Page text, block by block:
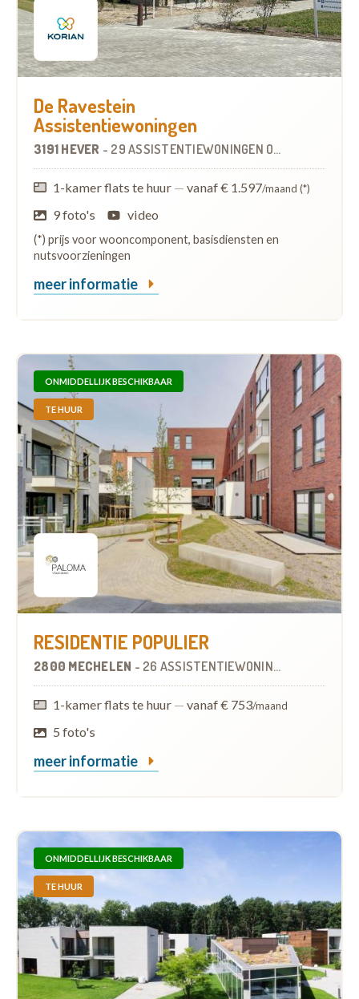
De Ravestein
Assistentiewoningen
3191 HEVER - 29 ASSISTENTIEWONINGEN OP
1-kamer flats te huur — vanaf € 1.597/maand (*)
9 foto's video
(*) prijs voor wooncomponent, basisdiensten en
nutsvoorzieningen
meer informatie
ONMIDDELLIJK BESCHIKBAAR
TE HUUR
RESIDENTIE POPULIER
2800 MECHELEN - 26 ASSISTENTIEWONINGEN
1-kamer flats te huur — vanaf € 753/maand
5 foto's
meer informatie
ONMIDDELLIJK BESCHIKBAAR
TE HUUR